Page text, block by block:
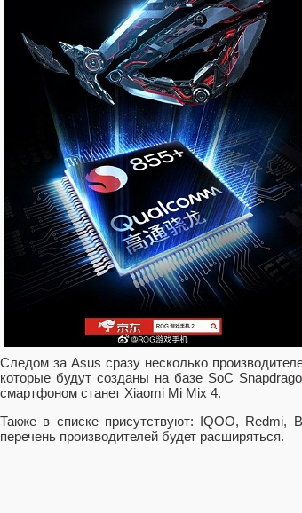
Следом за Asus сразу несколько
которые будут созданы на базе SoC
смартфоном станет Xiaomi Mi Mix 4.
Также в списке присутствуют: IQOO, Redmi,
перечень производителей будет расширяться.